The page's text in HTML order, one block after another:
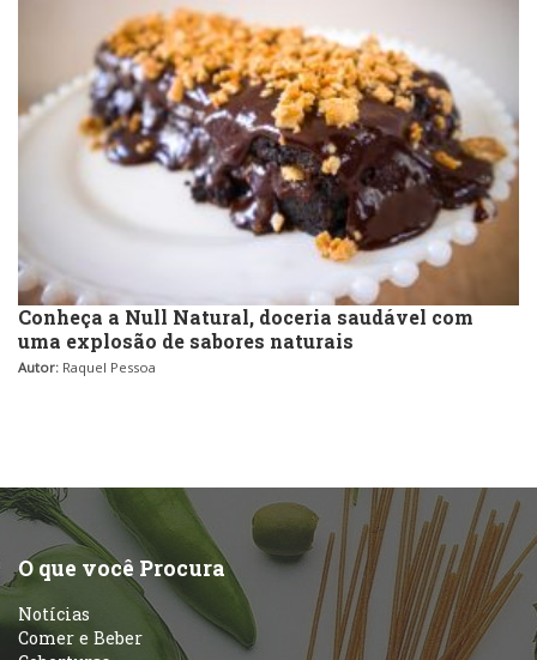
Conheça a Null Natural, doceria saudável com
uma explosão de sabores naturais
Autor: Raquel Pessoa
O que você Procura
Notícias
Comer e Beber